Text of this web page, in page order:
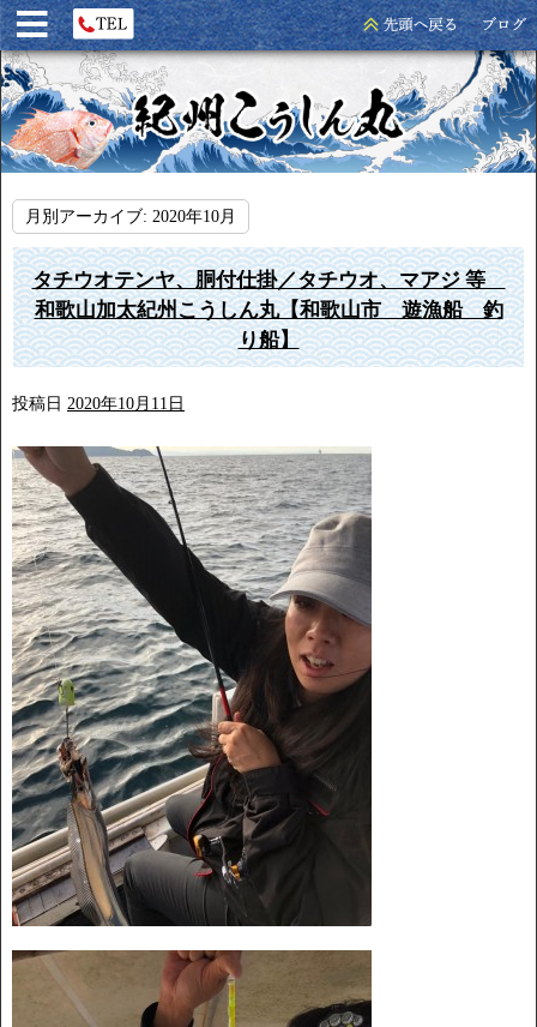
月別アーカイブ: 2020年10月
タチウオテンヤ、胴付仕掛／タチウオ、マアジ 等
和歌山加太紀州こうしん丸【和歌山市 遊漁船 釣
り船】
投稿日 2020年10月11日